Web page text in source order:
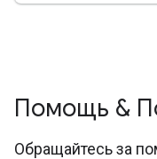
Помощь &
Обращайтесь за